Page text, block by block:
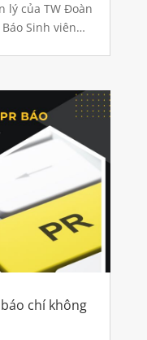
lý của TW Đoàn
Sinh viên
chí không